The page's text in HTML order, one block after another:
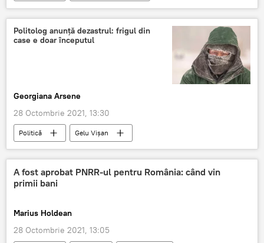
Politolog anunță dezastrul: frigul din
case e doar începutul
Georgiana Arsene
28 Octombrie 2021, 13:30
Politică Gelu Vișan
A fost aprobat PNRR-ul pentru România: când vin
primii bani
Marius Holdean
28 Octombrie 2021, 13:05